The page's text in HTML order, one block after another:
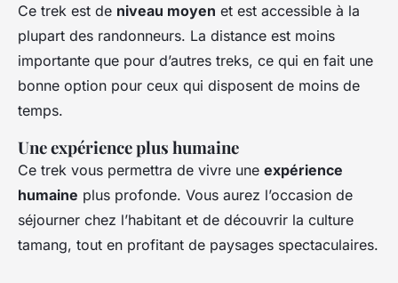
Ce trek est de niveau moyen et est accessible à la
plupart des randonneurs. La distance est moins
importante que pour d’autres treks, ce qui en fait une
bonne option pour ceux qui disposent de moins de
temps.
Une expérience plus humaine
Ce trek vous permettra de vivre une expérience
humaine plus profonde. Vous aurez l’occasion de
séjourner chez l’habitant et de découvrir la culture
tamang, tout en profitant de paysages spectaculaires.